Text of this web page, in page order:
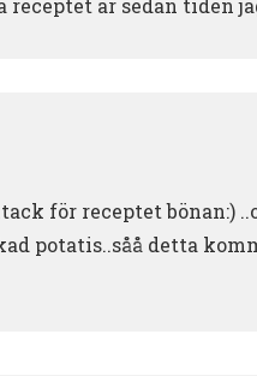
receptet är sedan tiden
för receptet bönan:)
potatis..såå detta